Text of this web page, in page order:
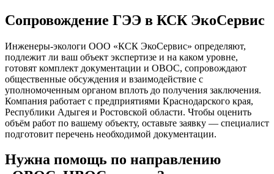
Сопровождение ГЭЭ в КСК ЭкоСервис
Инженеры-экологи ООО «КСК ЭкоСервис» определяют,
подлежит ли ваш объект экспертизе и на каком уровне,
готовят комплект документации и ОВОС, сопровождают
общественные обсуждения и взаимодействие с
уполномоченным органом вплоть до получения заключения.
Компания работает с предприятиями Краснодарского края,
Республики Адыгея и Ростовской области. Чтобы оценить
объём работ по вашему объекту, оставьте заявку — специалист
подготовит перечень необходимой документации.
Нужна помощь по направлению